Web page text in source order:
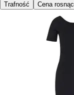
Trafność
Cena